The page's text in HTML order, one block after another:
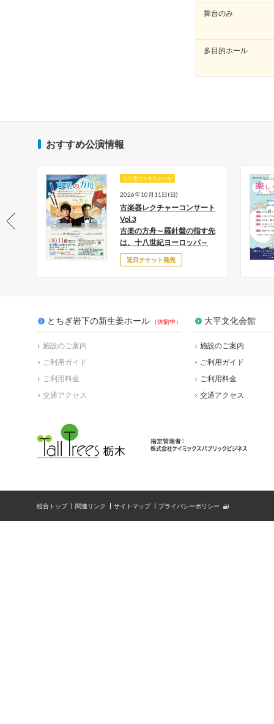
舞台のみ
多目的ホール
おすすめ公演情報
ち
ホリ電コスモスホール
2026年10月11日(日)
古楽器レクチャーコンサート
Vol.3
古楽の方舟～羅針盤の指す先
は、十八世紀ヨーロッパ～
近日チケット発売
とちぎ岩下の新生姜ホール
施設のご案内
ご利用ガイド
ご利用料金
交通アクセス
大平文化会館
施設のご案内
ご利用ガイド
ご利用料金
交通アクセス
総合トップ 関連リンク サイトマップ プライバシーポリシー